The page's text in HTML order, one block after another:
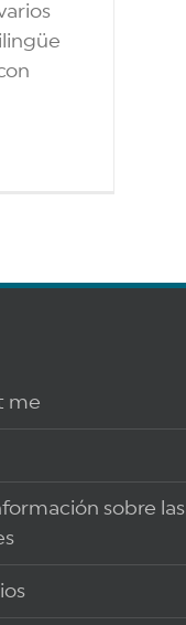
me
sobre las